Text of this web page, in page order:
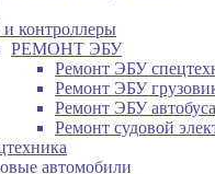
контроллеры
РЕМОНТ ЭБУ
Ремонт ЭБУ
Ремонт ЭБУ
Ремонт ЭБУ автобуса
Ремонт судовой
автомобили